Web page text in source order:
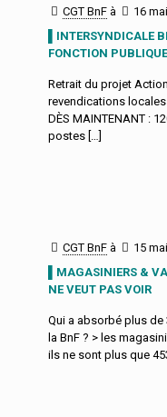
CGT BnF à
16
▌INTERSYNDICALE
FONCTION
Retrait du projet
revendications
DÈS MAINTENANT :
postes […]
CGT BnF à
15
▌MAGASINIERS &
NE VEUT PAS VOIR
Qui a absorbé plus
la BnF ? > les
ils ne sont plus que